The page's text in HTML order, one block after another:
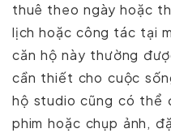
thuê theo ngày hoặc
lịch hoặc công tác tại
căn hộ này thường
cần thiết cho cuộc
hộ studio cũng có thể
phim hoặc chụp ảnh,